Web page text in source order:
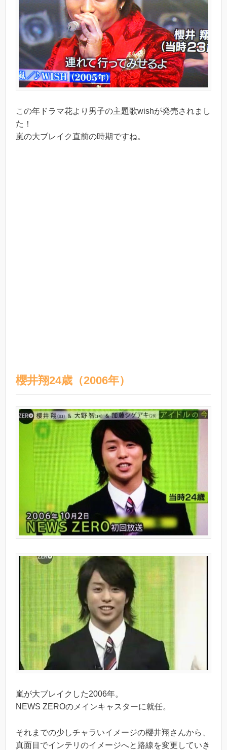
この年ドラマ花より男子の主題歌wishが発売されまし
た！
嵐の大ブレイク直前の時期ですね。
櫻井翔24歳（2006年）
嵐が大ブレイクした2006年。
NEWS ZEROのメインキャスターに就任。
それまでの少しチャラいイメージの櫻井翔さんから、
真面目でインテリのイメージへと路線を変更していき